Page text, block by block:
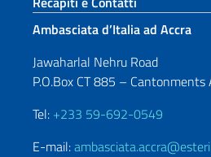
Ambasciata d’Italia ad Accra
Jawaharlal Nehru Road
P.O.Box CT 885 – Cantonments
Tel: +233 59-692-0549
E-mail: